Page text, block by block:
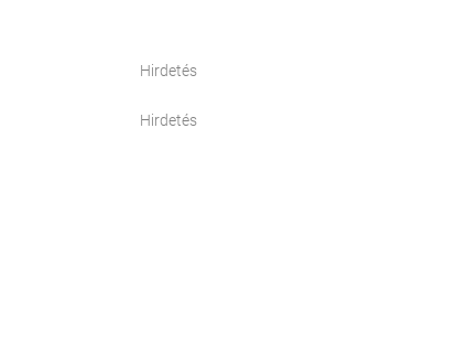
Hirdetés
Hirdetés